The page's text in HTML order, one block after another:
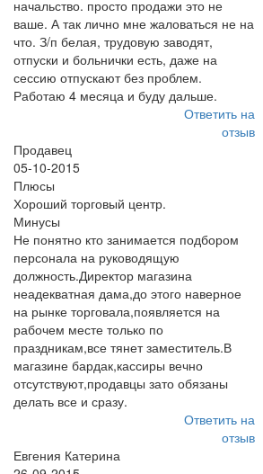
начальство. просто продажи это не
ваше. А так лично мне жаловаться не на
что. З/п белая, трудовую заводят,
отпуски и больнички есть, даже на
сессию отпускают без проблем.
Работаю 4 месяца и буду дальше.
Ответить на
отзыв
Продавец
05-10-2015
Плюсы
Хороший торговый центр.
Минусы
Не понятно кто занимается подбором
персонала на руководящую
должность.Директор магазина
неадекватная дама,до этого наверное
на рынке торговала,появляется на
рабочем месте только по
праздникам,все тянет заместитель.В
магазине бардак,кассиры вечно
отсутствуют,продавцы зато обязаны
делать все и сразу.
Ответить на
отзыв
Евгения Катерина